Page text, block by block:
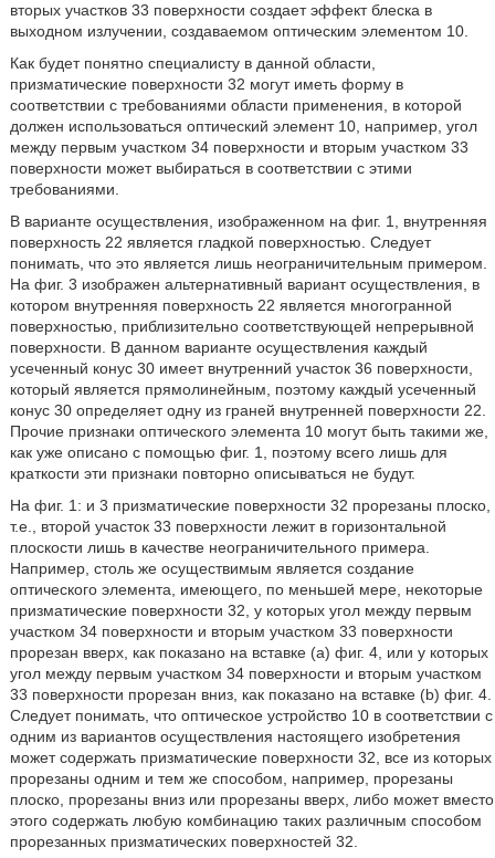
вторых участков 33 поверхности создает эффект блеска в
выходном излучении, создаваемом оптическим элементом 10.
Как будет понятно специалисту в данной области,
призматические поверхности 32 могут иметь форму в
соответствии с требованиями области применения, в которой
должен использоваться оптический элемент 10, например, угол
между первым участком 34 поверхности и вторым участком 33
поверхности может выбираться в соответствии с этими
требованиями.
В варианте осуществления, изображенном на фиг. 1, внутренняя
поверхность 22 является гладкой поверхностью. Следует
понимать, что это является лишь неограничительным примером.
На фиг. 3 изображен альтернативный вариант осуществления, в
котором внутренняя поверхность 22 является многогранной
поверхностью, приблизительно соответствующей непрерывной
поверхности. В данном варианте осуществления каждый
усеченный конус 30 имеет внутренний участок 36 поверхности,
который является прямолинейным, поэтому каждый усеченный
конус 30 определяет одну из граней внутренней поверхности 22.
Прочие признаки оптического элемента 10 могут быть такими же,
как уже описано с помощью фиг. 1, поэтому всего лишь для
краткости эти признаки повторно описываться не будут.
На фиг. 1: и 3 призматические поверхности 32 прорезаны плоско,
т.е., второй участок 33 поверхности лежит в горизонтальной
плоскости лишь в качестве неограничительного примера.
Например, столь же осуществимым является создание
оптического элемента, имеющего, по меньшей мере, некоторые
призматические поверхности 32, у которых угол между первым
участком 34 поверхности и вторым участком 33 поверхности
прорезан вверх, как показано на вставке (а) фиг. 4, или у которых
угол между первым участком 34 поверхности и вторым участком
33 поверхности прорезан вниз, как показано на вставке (b) фиг. 4.
Следует понимать, что оптическое устройство 10 в соответствии с
одним из вариантов осуществления настоящего изобретения
может содержать призматические поверхности 32, все из которых
прорезаны одним и тем же способом, например, прорезаны
плоско, прорезаны вниз или прорезаны вверх, либо может вместо
этого содержать любую комбинацию таких различным способом
прорезанных призматических поверхностей 32.